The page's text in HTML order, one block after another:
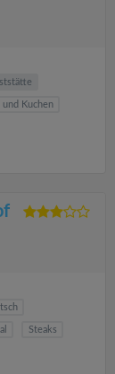
und Kuchen
Steaks